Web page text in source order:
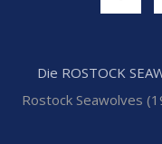
Die ROSTOCK
Rostock Seawolves